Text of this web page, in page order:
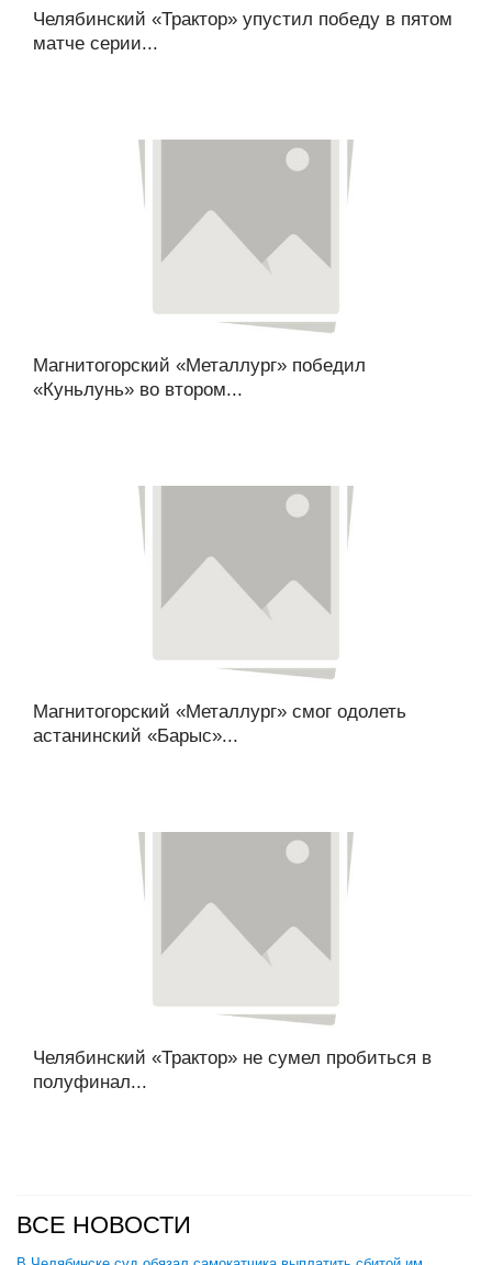
Челябинский «Трактор» упустил победу в пятом
матче серии...
Магнитогорский «Металлург» победил
«Куньлунь» во втором...
Магнитогорский «Металлург» смог одолеть
астанинский «Барыс»...
Челябинский «Трактор» не сумел пробиться в
полуфинал...
ВСЕ НОВОСТИ